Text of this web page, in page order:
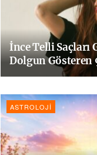
İnce Telli Saçları
Dolgun Gösteren
ASTROLOJI